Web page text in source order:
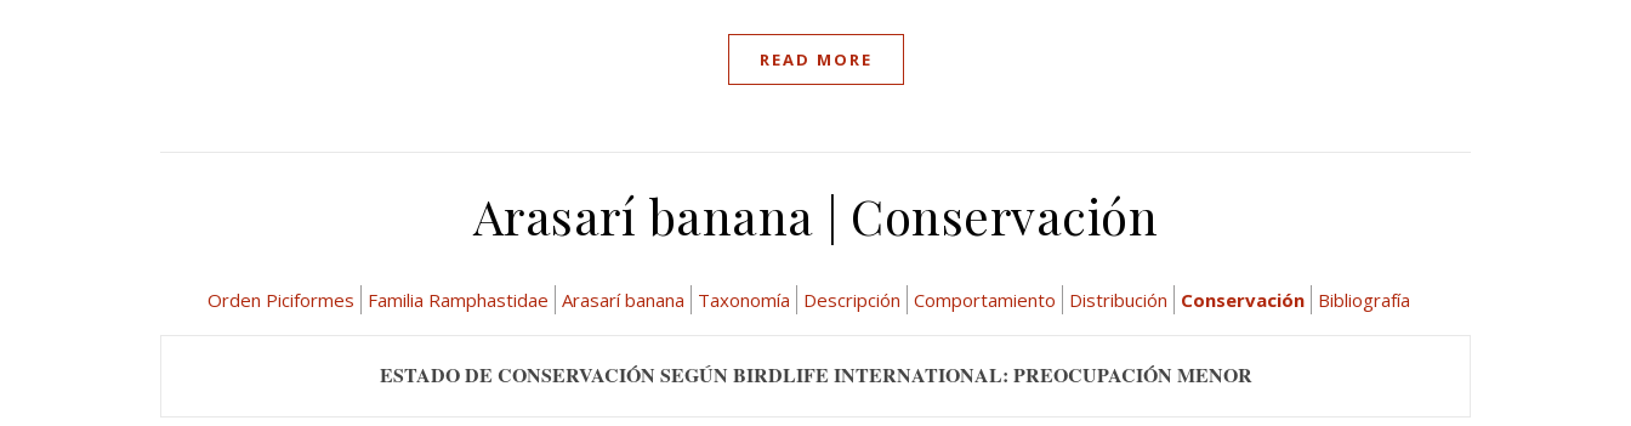
READ MORE
Arasarí banana | Conservación
Orden Piciformes Familia Ramphastidae Arasarí banana Taxonomía Descripción Comportamiento Distribución Conservación Bibliografía
ESTADO DE CONSERVACIÓN SEGÚN BIRDLIFE INTERNATIONAL: PREOCUPACIÓN MENOR